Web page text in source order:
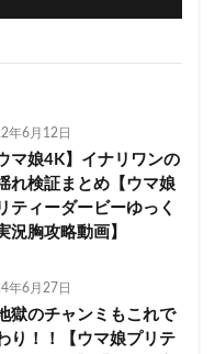
年6月12日
マ娘4K】イナリワンの
れ検証まとめ【ウマ娘
ティーダービーゆっく
況胸攻略動画】
年6月27日
獄のチャンミもこれで
り！！【ウマ娘プリテ